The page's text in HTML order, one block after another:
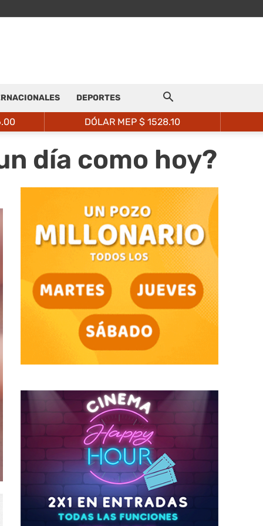
DEPORTES
DÓLAR MEP $ 1528.10
día como hoy?